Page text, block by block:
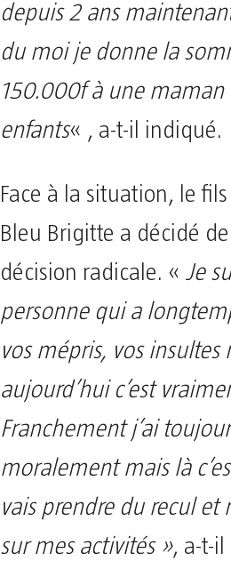
depuis 2 ans
du moi je donne la
150.000f à une maman
enfants« , a-t-il indiqué.
Face à la situation, le fils
Bleu Brigitte a décidé
décision radicale. « Je
personne qui a
vos mépris, vos insultes
aujourd’hui c’est
Franchement j’ai
moralement mais là
vais prendre du recul et
sur mes activités », a-t-il